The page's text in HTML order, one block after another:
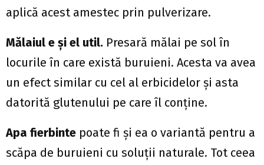
aplică acest amestec prin pulverizare.
Mălaiul e și el util. Presară mălai pe sol în
locurile în care există buruieni. Acesta va avea
un efect similar cu cel al erbicidelor și asta
datorită glutenului pe care îl conține.
Apa fierbinte poate fi și ea o variantă pentru a
scăpa de buruieni cu soluții naturale. Tot ceea